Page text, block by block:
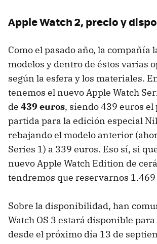
Apple Watch 2, precio y
Como el pasado año, la compañía
modelos y dentro de éstos varias
según la esfera y los materiales.
tenemos el nuevo Apple Watch
de 439 euros, siendo 439 euros el
partida para la edición especial
rebajando el modelo anterior
Series 1) a 339 euros. Eso sí, si
nuevo Apple Watch Edition de
tendremos que reservarnos 1.469
Sobre la disponibilidad, han
Watch OS 3 estará disponible
desde el próximo día 13 de